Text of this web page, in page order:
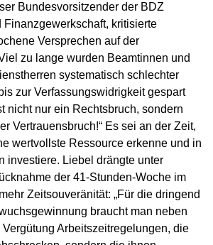
Bundesvorsitzender der BDZ
Finanzgewerkschaft, kritisierte
Versprechen auf der
zu lange wurden Beamtinnen und
systematisch schlechter
zur Verfassungswidrigkeit gespart
nicht nur ein Rechtsbruch, sondern
Vertrauensbruch!“ Es sei an der Zeit,
wertvollste Ressource erkenne und in
investiere. Liebel drängte unter
der 41-Stunden-Woche im
Zeitsouveränität: „Für die dringend
braucht man neben
Arbeitszeitregelungen, die